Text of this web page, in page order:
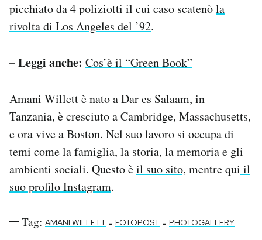
picchiato da 4 poliziotti il cui caso scatenòla
rivolta di Los Angeles del ’92.
– Leggi anche: Cos’è il “Green Book”
Amani Willett è nato a Dar es Salaam, in
Tanzania, è cresciuto a Cambridge, Massachusetts,
e ora vive a Boston. Nel suo lavoro si occupa di
temi come la famiglia, la storia, la memoria e gli
ambienti sociali. Questo èil suo sito, mentre qui il
suo profilo Instagram.
Tag: AMANI WILLETT - FOTOPOST - PHOTOGALLERY